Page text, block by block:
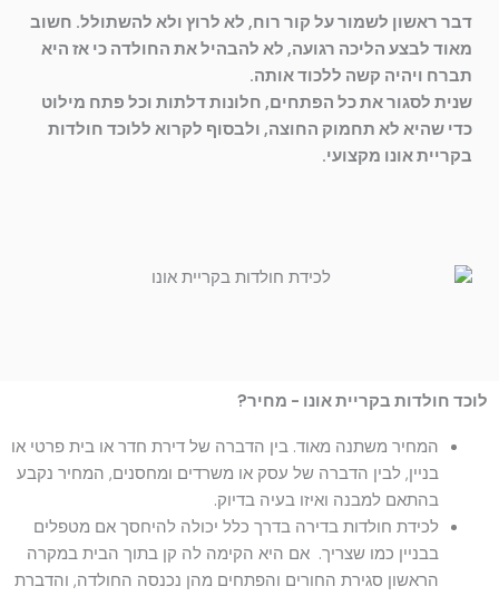
דבר ראשון לשמור על קור רוח, לא לרוץ ולא להשתולל. חשוב
מאוד לבצע הליכה רגועה, לא להבהיל את החולדה כי אז היא
תברח ויהיה קשה ללכוד אותה.
שנית לסגור את כל הפתחים, חלונות דלתות וכל פתח מילוט
כדי שהיא לא תחמוק החוצה, ולבסוף לקרוא ללוכד חולדות
בקריית אונו מקצועי.
לוכד חולדות בקריית אונו - מחיר?
המחיר משתנה מאוד. בין הדברה של דירת חדר או בית פרטי או
בניין, לבין הדברה של עסק או משרדים ומחסנים, המחיר נקבע
בהתאם למבנה ואיזו בעיה בדיוק.
לכידת חולדות בדירה בדרך כלל יכולה להיחסך אם מטפלים
בבניין כמו שצריך. אם היא הקימה לה קן בתוך הבית במקרה
הראשון סגירת החורים והפתחים מהן נכנסה החולדה, והדברת